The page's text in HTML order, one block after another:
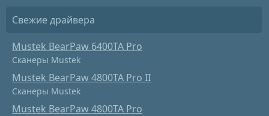
Свежие драйвера
Mustek BearPaw 6400TA Pro
Сканеры Mustek
Mustek BearPaw 4800TA Pro II
Сканеры Mustek
Mustek BearPaw 4800TA Pro